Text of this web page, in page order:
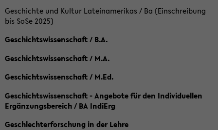
Geschichte und Kultur Lateinamerikas / Ba (Einschreibung
bis SoSe 2025)
Geschichtswissenschaft / B.A.
Geschichtswissenschaft / M.A.
Geschichtswissenschaft / M.Ed.
Geschichtswissenschaft - Angebote für den Individuellen
Ergänzungsbereich / BA IndiErg
Geschlechterforschung in der Lehre